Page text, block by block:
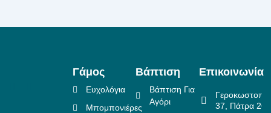
Γάμος
Ευχολόγια
Μπομπονιέρες
Βάπτιση
Βάπτιση Για
Αγόρι
Επικοινωνία
37, Πάτρα